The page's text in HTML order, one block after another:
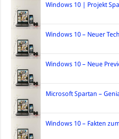
Windows 10 | Projekt
Windows 10 – Neuer
Windows 10 – Neue
Microsoft Spartan –
Windows 10 – Fakten